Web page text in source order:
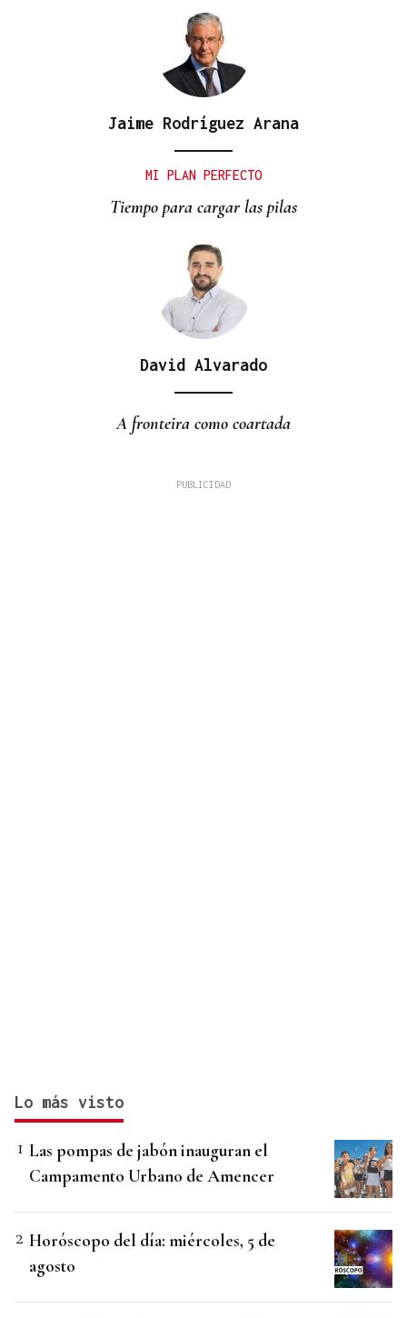
Jaime Rodríguez Arana
MI PLAN PERFECTO
Tiempo para cargar las pilas
David Alvarado
A fronteira como coartada
Lo más visto
Las pompas de jabón inauguran el
Campamento Urbano de Amencer
Horóscopo del día: miércoles, 5 de
agosto